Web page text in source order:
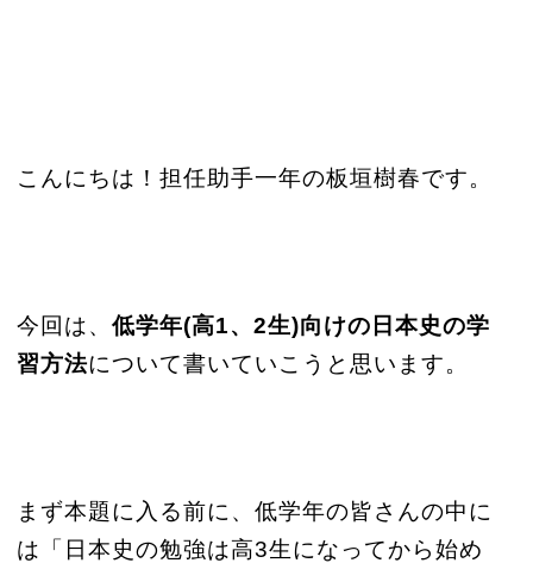
こんにちは！担任助手一年の板垣樹春です。
今回は、 低学年(高1、2生)向けの日本史の学
習方法について書いていこうと思います。
まず本題に入る前に、低学年の皆さんの中に
は「日本史の勉強は高3生になってから始め